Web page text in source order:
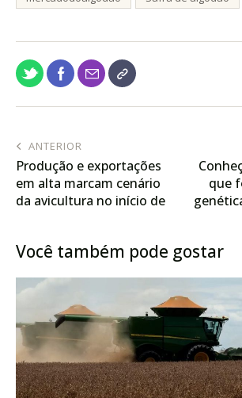
ANTERIOR
Produção e exportações
em alta marcam cenário
da avicultura no início de
que
Você também pode gostar